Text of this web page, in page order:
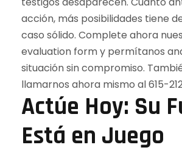
Actúe Hoy: Su
Está en Juego